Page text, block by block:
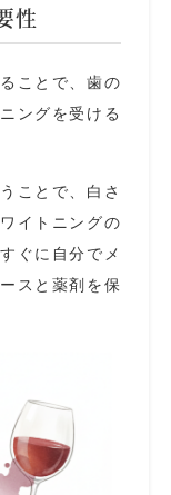
性
ことで、歯の
ングを受ける
ことで、白さ
イトニングの
ぐに自分でメ
スと薬剤を保